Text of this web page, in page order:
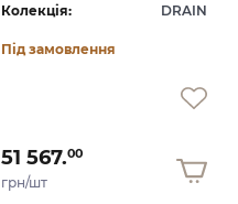
Колекція: DRAIN
Під замовлення
51 567.00
грн/шт